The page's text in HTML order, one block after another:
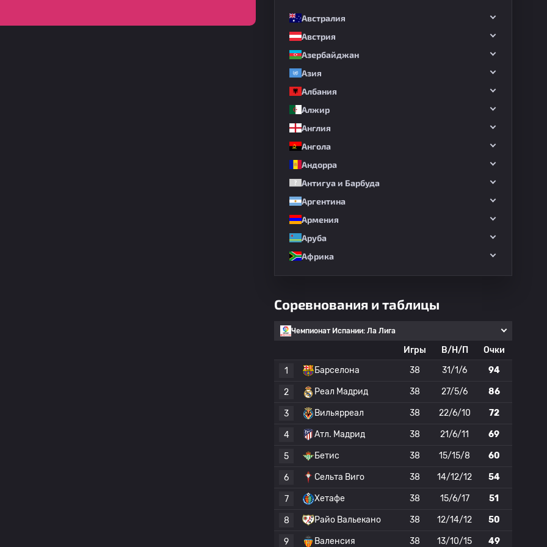
Австралия
Австрия
Азербайджан
Азия
Албания
Алжир
Англия
Ангола
Андорра
Антигуа и Барбуда
Аргентина
Армения
Аруба
Африка
Соревнования и таблицы
Чемпионат Испании: Ла Лига
Игры В/Н/П
Очки
1
Барселона 38 31/1/6 94
2 Реал Мадрид 38 27/5/6 86
3 Вильярреал 38 22/6/10 72
4 Атл. Мадрид 38 21/6/11 69
5 Бетис 38 15/15/8 60
6 Сельта Виго 38 14/12/12 54
7 Хетафе 38 15/6/17 51
8 Райо Вальекано 38 12/14/12 50
9 Валенсия 38 13/10/15 49